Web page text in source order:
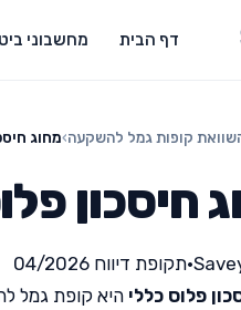
דף הבית מחשבוני
קופות גמל להשקעה›מחוג
חיסכון
•תקופת דיווח 04/2026
פלוס כללי היא קופת גמל